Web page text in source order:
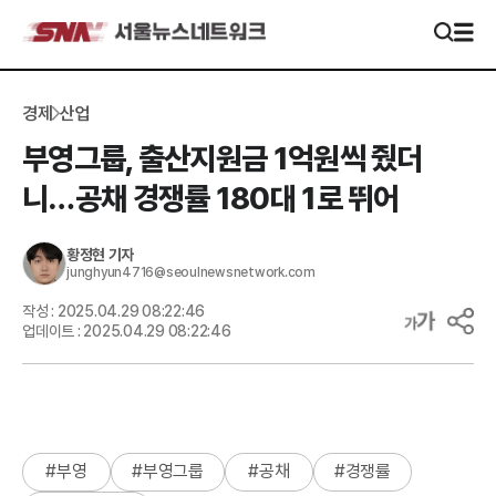
경제 산업
부영그룹, 출산지원금 1억원씩 줬더
니…공채 경쟁률 180대 1로 뛰어
황정현 기자
junghyun4716@seoulnewsnetwork.com
작성 : 2025.04.29 08:22:46
업데이트 : 2025.04.29 08:22:46
#부영 #부영그룹 #공채 #경쟁률